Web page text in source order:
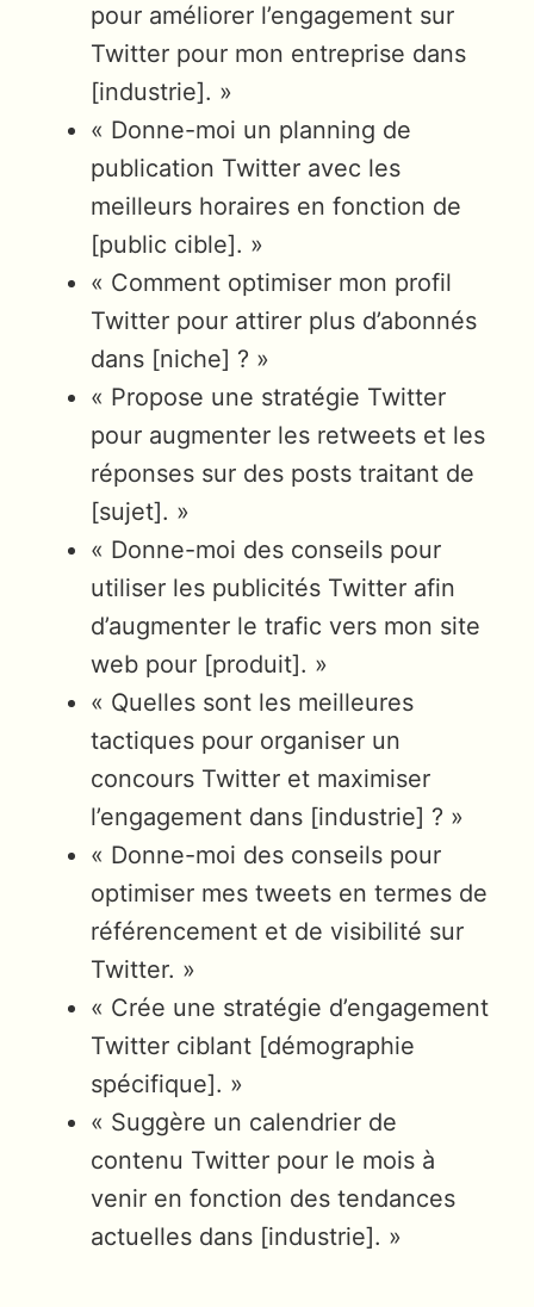
pour améliorer l’engagement sur
Twitter pour mon entreprise dans
[industrie]. »
« Donne-moi un planning de
publication Twitter avec les
meilleurs horaires en fonction de
[public cible]. »
« Comment optimiser mon profil
Twitter pour attirer plus d’abonnés
dans [niche] ? »
« Propose une stratégie Twitter
pour augmenter les retweets et les
réponses sur des posts traitant de
[sujet]. »
« Donne-moi des conseils pour
utiliser les publicités Twitter afin
d’augmenter le trafic vers mon site
web pour [produit]. »
« Quelles sont les meilleures
tactiques pour organiser un
concours Twitter et maximiser
l’engagement dans [industrie] ? »
« Donne-moi des conseils pour
optimiser mes tweets en termes de
référencement et de visibilité sur
Twitter. »
« Crée une stratégie d’engagement
Twitter ciblant [démographie
spécifique]. »
« Suggère un calendrier de
contenu Twitter pour le mois à
venir en fonction des tendances
actuelles dans [industrie]. »